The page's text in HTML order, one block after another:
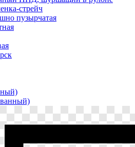
стрейч
пузырчатая